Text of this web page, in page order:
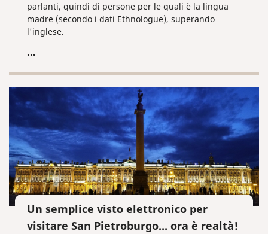
parlanti, quindi di persone per le quali è la lingua
madre (secondo i dati Ethnologue), superando
l'inglese.
...
Un semplice visto elettronico per
visitare San Pietroburgo... ora è realtà!